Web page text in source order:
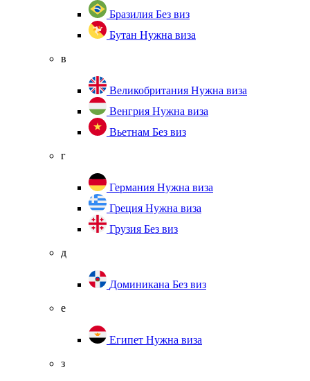
Бразилия Без виз
Бутан Нужна виза
в
Великобритания Нужна виза
Венгрия Нужна виза
Вьетнам Без виз
г
Германия Нужна виза
Греция Нужна виза
Грузия Без виз
д
Доминикана Без виз
е
Египет Нужна виза
з